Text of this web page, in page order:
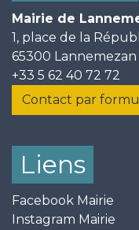
Mairie de
1, place de la
65300 Lannemezan
+33 5 62 40 72 72
Contact par
Liens
Facebook Mairie
Instagram Mairie